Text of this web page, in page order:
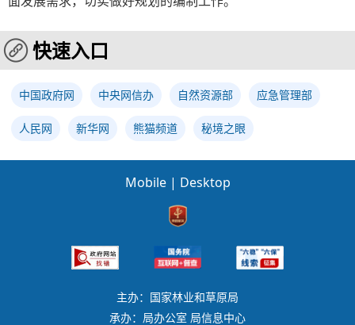
快速入口
中国政府网 中央网信办 自然资源部 应急管理部
人民网 新华网 熊猫频道 秘境之眼
Mobile | Desktop
主办：国家林业和草原局
承办：局办公室 局信息中心